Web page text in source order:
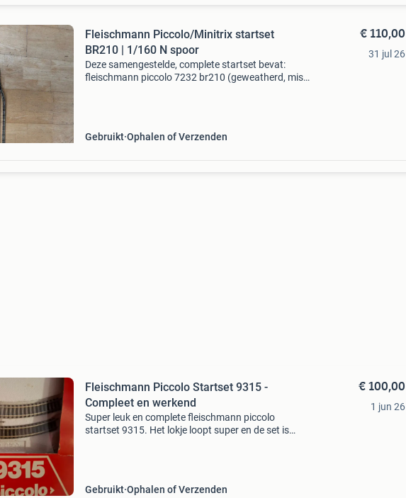
Fleischmann Piccolo/Minitrix startset
BR210 | 1/160 N spoor
Deze samengestelde, complete startset bevat:
fleischmann piccolo 7232 br210 (geweatherd, mist
Gebruikt Ophalen of Verzenden
€ 110,00
31 jul 26
Fleischmann Piccolo Startset 9315 -
Compleet en werkend
Super leuk en complete fleischmann piccolo
startset 9315. Het lokje loopt super en de set is
Gebruikt Ophalen of Verzenden
€ 100,00
1 jun 26